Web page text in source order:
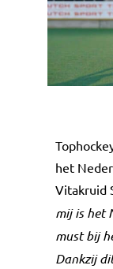
het
Vitakruid
mij is het
must bij
Dankzij